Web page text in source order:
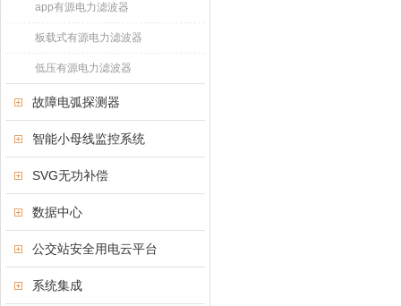
app有源电力滤波器
板载式有源电力滤波器
低压有源电力滤波器
故障电弧探测器
智能小母线监控系统
SVG无功补偿
数据中心
公交站安全用电云平台
系统集成